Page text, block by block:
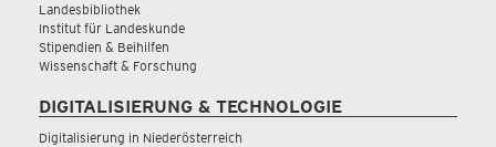
Landesbibliothek
Institut für Landeskunde
Stipendien & Beihilfen
Wissenschaft & Forschung
DIGITALISIERUNG & TECHNOLOGIE
Digitalisierung in Niederösterreich